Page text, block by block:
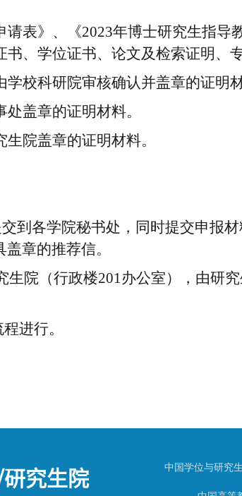
请表》、《2023年博士研究生指导
、学位证书、论文及检索证明、
校科研院审核确认并盖章的证明材
盖章的证明材料。
生院盖章的证明材料。
到各学院秘书处，同时提交申报
章的推荐信。
生院（行政楼201办公室），由研
进行。
究生院 中国学位与研究